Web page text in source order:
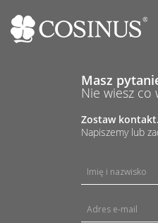
Masz
Nie wiesz co
Zostaw kontakt.
Napiszemy lub